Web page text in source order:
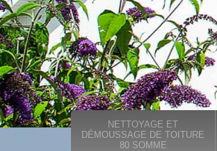
NETTOYAGE ET
DÉMOUSSAGE DE TOITURE
80 SOMME